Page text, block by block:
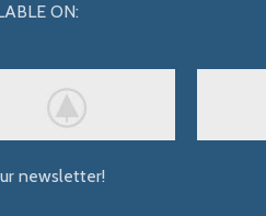
ON:
newsletter!